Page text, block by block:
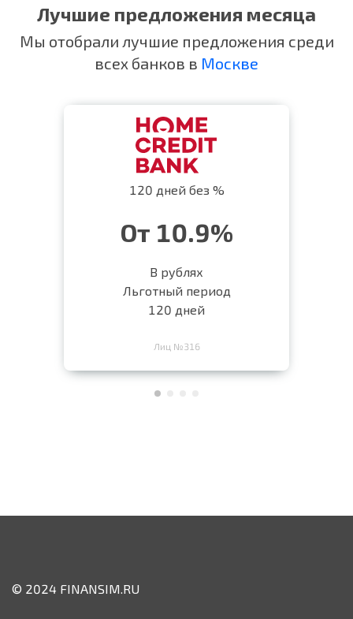
Лучшие предложения месяца
Мы отобрали лучшие предложения среди
всех банков в Москве
120 дней без %
От 10.9%
В рублях
Льготный период
120 дней
Лиц №316
© 2024 FINANSIM.RU